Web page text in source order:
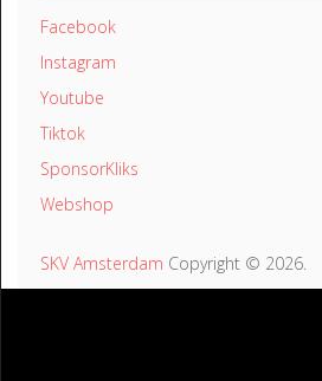
Facebook
Instagram
Youtube
Tiktok
SponsorKliks
Webshop
SKV Amsterdam Copyright © 2026.